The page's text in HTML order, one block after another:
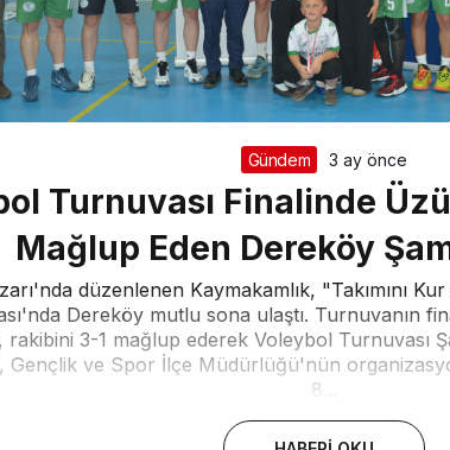
Gündem 3 ay önce
Turnuvası Finalinde
Mağlup Eden Dereköy
düzenlenen Kaymakamlık, "Takımını
Dereköy mutlu sona ulaştı. Turnuvanın
rakibini 3-1 mağlup ederek Voleybol Turnuvası
Gençlik ve Spor İlçe Müdürlüğü'nün
8...